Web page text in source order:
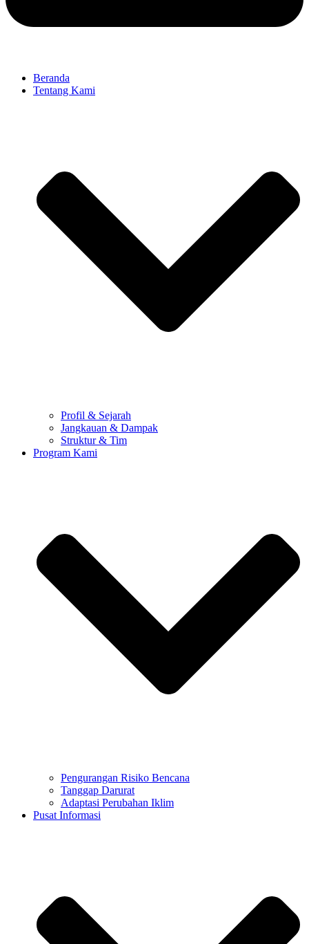
Beranda
Tentang Kami
Profil & Sejarah
Jangkauan & Dampak
Struktur & Tim
Program Kami
Pengurangan Risiko Bencana
Tanggap Darurat
Adaptasi Perubahan Iklim
Pusat Informasi